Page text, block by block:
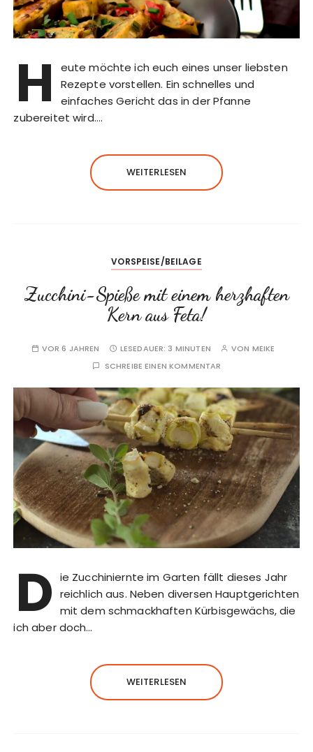
H
eute möchte ich euch eines unser liebsten
Rezepte vorstellen. Ein schnelles und
einfaches Gericht das in der Pfanne
zubereitet wird….
WEITERLESEN
VORSPEISE/BEILAGE
Zucchini-Spieße mit einem herzhaften
Kern aus Feta!
VOR 6 JAHREN LESEDAUER: 3 MINUTEN VON MEIKE
SCHREIBE EINEN KOMMENTAR
D ie Zucchiniernte im Garten fällt dieses Jahr
reichlich aus. Neben diversen Hauptgerichten
mit dem schmackhaften Kürbisgewächs, die
ich aber doch…
WEITERLESEN